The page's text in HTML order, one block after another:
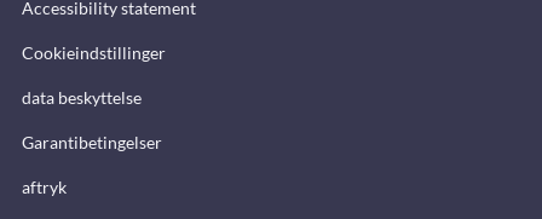
Accessibility statement
Cookieindstillinger
data beskyttelse
Garantibetingelser
aftryk